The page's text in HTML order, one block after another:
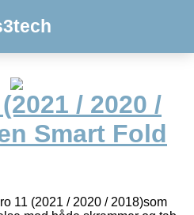
/ 2020 /
Smart Fold
11 (2021 / 2020 / 2018)som